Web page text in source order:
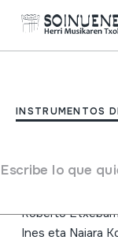
INSTRUMENTOS
Escribe lo que
TRIKITI
Autor
Roberto
Ines eta Naiara